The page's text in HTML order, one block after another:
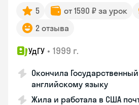
5 от 1590 ₽ за урок
2 отзыва
УдГУ • 1999 г.
Окончила
английскому языку
Жила и работала в США